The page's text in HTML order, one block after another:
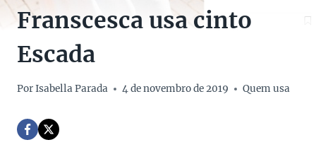
Franscesca usa cinto
Escada
PorIsabella Parada 4 de novembro de 2019 Quem usa